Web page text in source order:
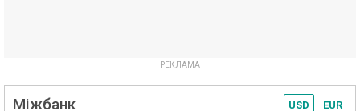
Міжбанк USD EUR